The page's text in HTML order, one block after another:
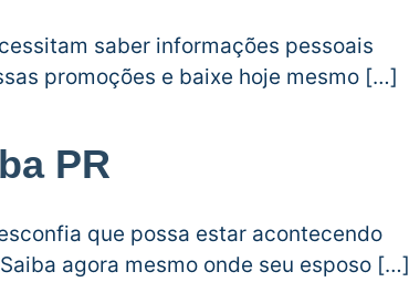
saber informações pessoais
promoções e baixe hoje mesmo […]
PR
que possa estar acontecendo
agora mesmo onde seu esposo […]